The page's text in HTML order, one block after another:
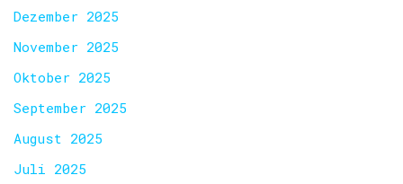
Dezember 2025
November 2025
Oktober 2025
September 2025
August 2025
Juli 2025